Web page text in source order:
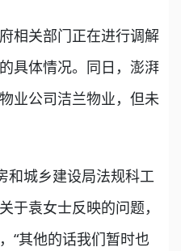
关部门正在进行调解
具体情况。同日，澎湃
业公司洁兰物业，但未
城乡建设局法规科工
于袁女士反映的问题，
“其他的话我们暂时也